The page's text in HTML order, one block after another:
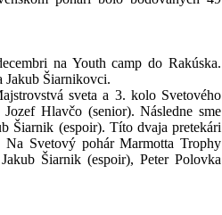
na Youth camp do Rakúska.
Jakub Šiarnikovci.
sveta a 3. kolo Svetového
Hlavčo (senior). Následne sme
Šiarnik (espoir). Títo dvaja pretekári
Na Svetový pohár Marmotta Trophy
Šiarnik (espoir), Peter Polovka